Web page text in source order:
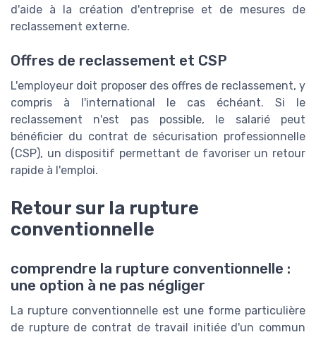
d'aide à la création d'entreprise et de mesures de
reclassement externe.
Offres de reclassement et CSP
L'employeur doit proposer des offres de reclassement, y
compris à l'international le cas échéant. Si le
reclassement n'est pas possible, le salarié peut
bénéficier du contrat de sécurisation professionnelle
(CSP), un dispositif permettant de favoriser un retour
rapide à l'emploi.
Retour sur la rupture
conventionnelle
comprendre la rupture conventionnelle :
une option à ne pas négliger
La rupture conventionnelle est une forme particulière
de rupture de contrat de travail initiée d'un commun